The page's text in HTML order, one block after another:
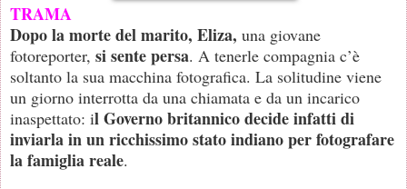
TRAMA
Dopo la morte del marito, Eliza, una giovane
fotoreporter, si sente persa. A tenerle compagnia c’è
soltanto la sua macchina fotografica. La solitudine viene
un giorno interrotta da una chiamata e da un incarico
inaspettato: il Governo britannico decide infatti di
inviarla in un ricchissimo stato indiano per fotografare
la famiglia reale.